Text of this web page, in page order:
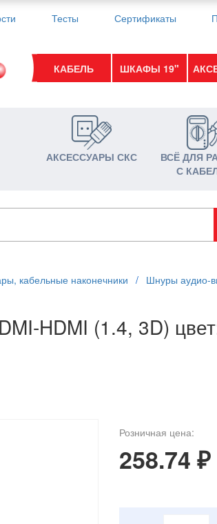
Тесты Сертификаты
КАБЕЛЬ ШКАФЫ 19"
АКСЕССУАРЫ СКС
ВСЁ ДЛЯ
С
кабельные наконечники / Шнуры аудио-
HDMI (1.4, 3D)
Розничная цена:
258.74 ₽